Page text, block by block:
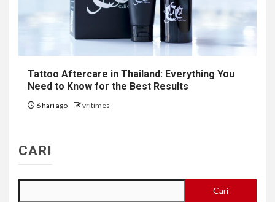
Tattoo Aftercare in Thailand: Everything You
Need to Know for the Best Results
6 hari ago vritimes
CARI
Cari